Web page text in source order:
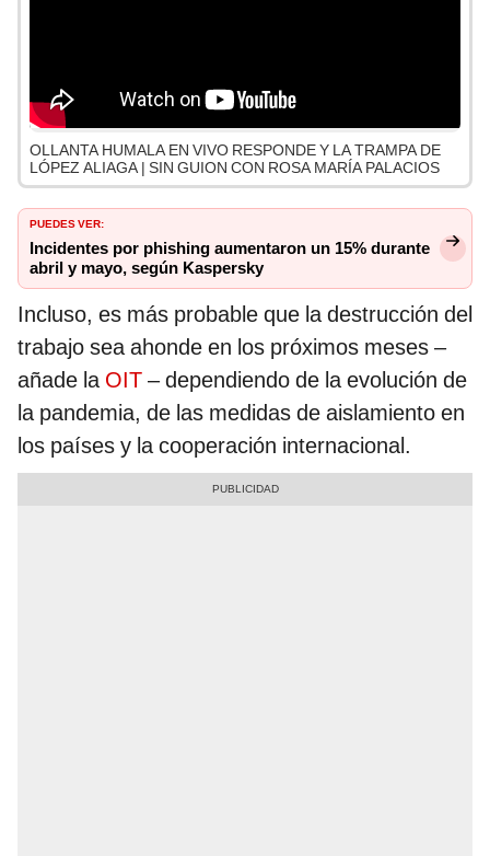
OLLANTA HUMALA EN VIVO RESPONDE Y LA TRAMPA DE
LÓPEZ ALIAGA | SIN GUION CON ROSA MARÍA PALACIOS
PUEDES VER:
Incidentes por phishing aumentaron un 15% durante
abril y mayo, según Kaspersky
Incluso, es más probable que la destrucción del
trabajo sea ahonde en los próximos meses –
añade la OIT – dependiendo de la evolución de
la pandemia, de las medidas de aislamiento en
los países y la cooperación internacional.